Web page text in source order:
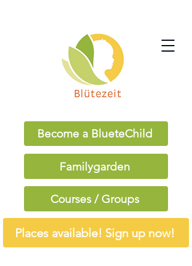
Become a BlueteChild
Familygarden
Courses / Groups
Places available! Sign up now!